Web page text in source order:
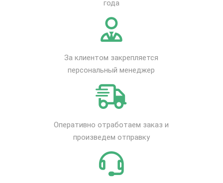
года
За клиентом закрепляется
персональный менеджер
Оперативно отработаем заказ и
произведем отправку